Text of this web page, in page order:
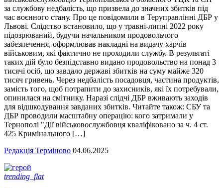
за службову недбалість, що призвела до значних збитків під
час воєнного стану. Про це повідомили в Теруправлінні ДБР у
Львові. Слідство встановило, що у травні-липні 2022 року
підозрюваний, будучи начальником продовольчого
забезпечення, оформлював накладні на видачу харчів
військовим, які фактично не проходили службу. В результаті
таких дій було безпідставно видано продовольство на понад 3
тисячі осіб, що завдало державі збитків на суму майже 320
тисяч гривень. Через недбалість посадовця, частина продуктів,
замість того, щоб потрапити до захисників, які їх потребували,
опинилася на смітнику. Наразі слідчі ДБР вживають заходів
для відшкодування завданих збитків. Читайте також: СБУ та
ДБР проводили масштабну операцію: кого затримали у
Тернополі "Дії військовослужбовця кваліфіковано за ч. 4 ст.
425 Кримінального […]
Редакція Терміново 04.06.2025
trending_flat